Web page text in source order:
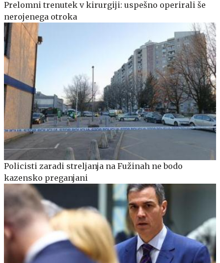
Prelomni trenutek v kirurgiji: uspešno operirali še
nerojenega otroka
Policisti zaradi streljanja na Fužinah ne bodo
kazensko preganjani